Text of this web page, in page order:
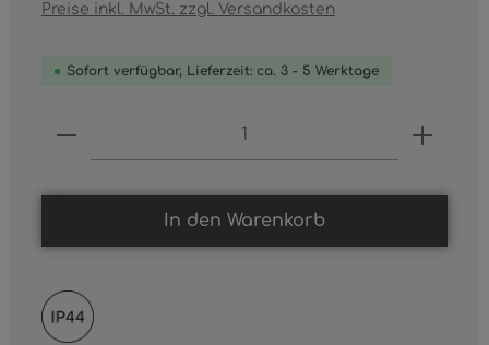
Preise inkl. MwSt. zzgl. Versandkosten
Sofort verfügbar, Lieferzeit: ca. 3 - 5 Werktage
Produkt Anzahl: Gib den
In den Warenkorb